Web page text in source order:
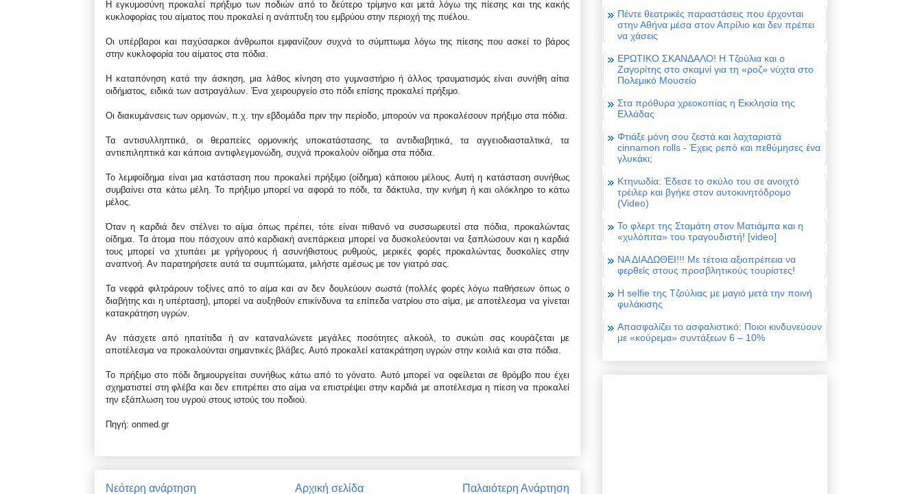
Η εγκυμοσύνη προκαλεί πρήξιμο των ποδιών από το δεύτερο τρίμηνο και μετά λόγω της πίεσης και της κακής
κυκλοφορίας του αίματος που προκαλεί η ανάπτυξη του εμβρύου στην περιοχή της πυέλου.
Οι υπέρβαροι και παχύσαρκοι άνθρωποι εμφανίζουν συχνά το σύμπτωμα λόγω της πίεσης που ασκεί το βάρος
στην κυκλοφορία του αίματος στα πόδια.
Η καταπόνηση κατά την άσκηση, μια λάθος κίνηση στο γυμναστήριο ή άλλος τραυματισμός είναι συνήθη αίτια
οιδήματος, ειδικά των αστραγάλων. Ένα χειρουργείο στο πόδι επίσης προκαλεί πρήξιμο.
Οι διακυμάνσεις των ορμονών, π.χ. την εβδομάδα πριν την περίοδο, μπορούν να προκαλέσουν πρήξιμο στα πόδια.
Τα αντισυλληπτικά, οι θεραπείες ορμονικής υποκατάστασης, τα αντιδιαβητικά, τα αγγειοδιασταλτικά, τα
αντιεπιληπτικά και κάποια αντιφλεγμονώδη, συχνά προκαλούν οίδημα στα πόδια.
Το λεμφοίδημα είναι μια κατάσταση που προκαλεί πρήξιμο (οίδημα) κάποιου μέλους. Αυτή η κατάσταση συνήθως
συμβαίνει στα κάτω μέλη. Το πρήξιμο μπορεί να αφορά το πόδι, τα δάκτυλα, την κνήμη ή και ολόκληρο το κάτω
μέλος.
Όταν η καρδιά δεν στέλνει το αίμα όπως πρέπει, τότε είναι πιθανό να συσσωρευτεί στα πόδια, προκαλώντας
οίδημα. Τα άτομα που πάσχουν από καρδιακή ανεπάρκεια μπορεί να δυσκολεύονται να ξαπλώσουν και η καρδιά
τους μπορεί να χτυπάει με γρήγορους ή ασυνήθιστους ρυθμούς, μερικές φορές προκαλώντας δυσκολίες στην
αναπνοή. Αν παρατηρήσετε αυτά τα συμπτώματα, μιλήστε αμέσως με τον γιατρό σας.
Τα νεφρά φιλτράρουν τοξίνες από το αίμα και αν δεν δουλεύουν σωστά (πολλές φορές λόγω παθήσεων όπως ο
διαβήτης και η υπέρταση), μπορεί να αυξηθούν επικίνδυνα τα επίπεδα νατρίου στο αίμα, με αποτέλεσμα να γίνεται
κατακράτηση υγρών.
Αν πάσχετε από ηπατίτιδα ή αν καταναλώνετε μεγάλες ποσότητες αλκοόλ, το συκώτι σας κουράζεται με
αποτέλεσμα να προκαλούνται σημαντικές βλάβες. Αυτό προκαλεί κατακράτηση υγρών στην κοιλιά και στα πόδια.
Το πρήξιμο στο πόδι δημιουργείται συνήθως κάτω από το γόνατο. Αυτό μπορεί να οφείλεται σε θρόμβο που έχει
σχηματιστεί στη φλέβα και δεν επιτρέπει στο αίμα να επιστρέψει στην καρδιά με αποτέλεσμα η πίεση να προκαλεί
την εξάπλωση του υγρού στους ιστούς του ποδιού.
Πηγή: onmed.gr
Νεότερη ανάρτηση Παλαιότερη Ανάρτηση
Αρχική σελίδα
Πέντε θεατρικές παραστάσεις που έρχονται
στην Αθήνα μέσα στον Απρίλιο και δεν πρέπει
να χάσεις
ΕΡΩΤΙΚΟ ΣΚΑΝΔΑΛΟ! Η Τζούλια και ο
Ζαγορίτης στο σκαμνί για τη «ροζ» νύχτα στο
Πολεμικό Μουσείο
Στα πρόθυρα χρεοκοπίας η Εκκλησία της
Ελλάδας
Φτιάξε μόνη σου ζεστά και λαχταριστά
cinnamon rolls - Έχεις ρεπό και πεθύμησες ένα
γλυκάκι;
Κτηνωδία: Έδεσε το σκύλο του σε ανοιχτό
τρέιλερ και βγήκε στον αυτοκινητόδρομο
(Video)
Το φλερτ της Σταμάτη στον Ματιάμπα και η
«χυλόπιτα» του τραγουδιστή! [video]
ΝΑ ΔΙΑΔΩΘΕΙ!!! Με τέτοια αξιοπρέπεια να
φερθείς στους προσβλητικούς τουρίστες!
Η selfie της Τζούλιας με μαγιό μετά την ποινή
φυλάκισης
Απασφαλίζει το ασφαλιστικό: Ποιοι κινδυνεύουν
με «κούρεμα» συντάξεων 6 – 10%